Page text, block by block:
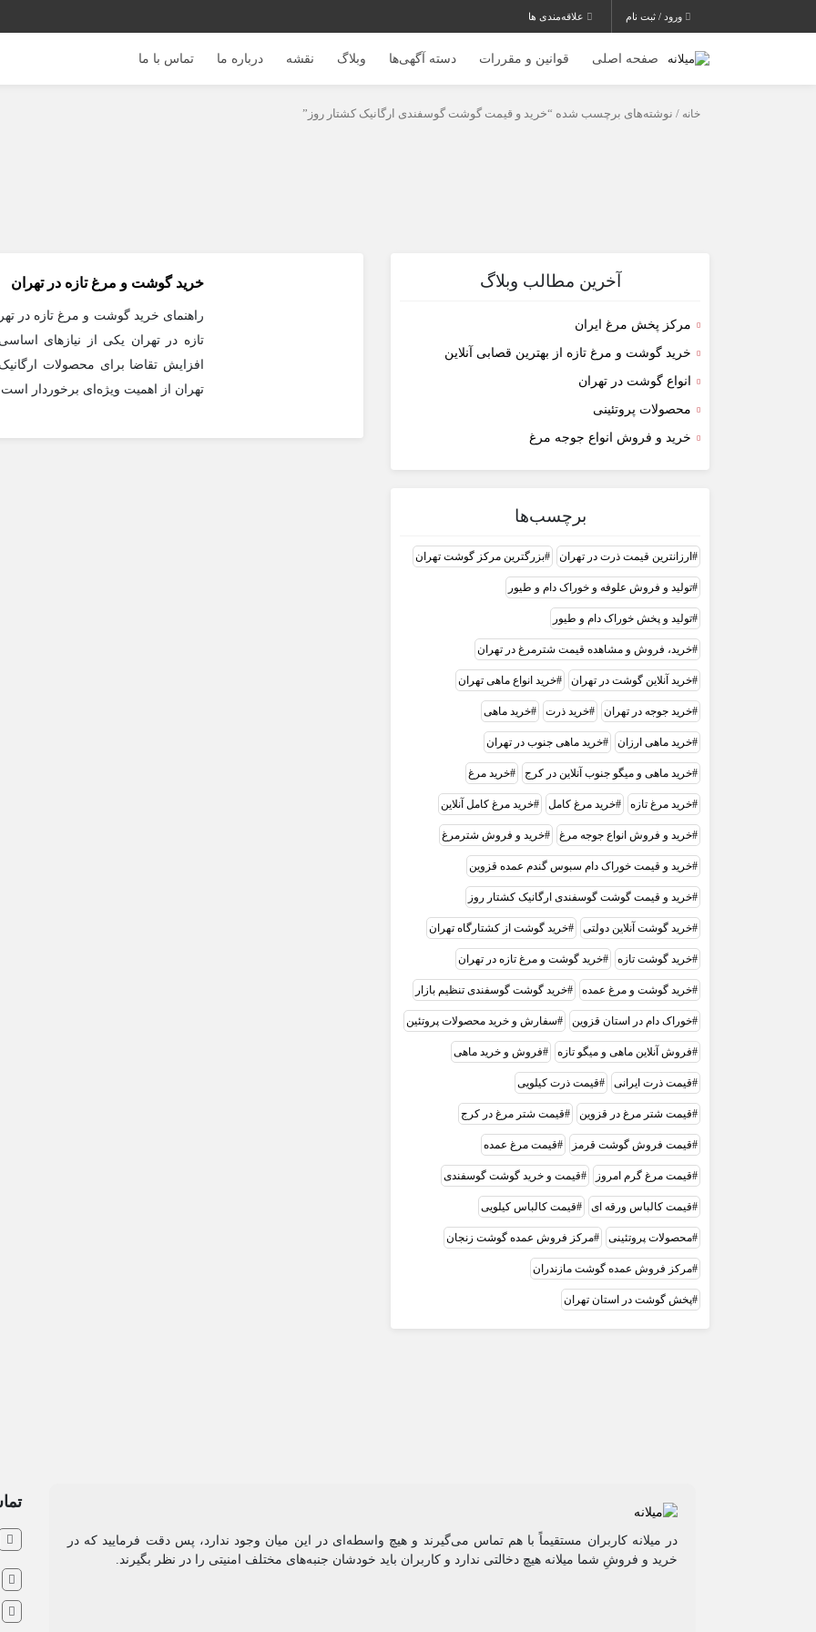
ورود / ثبت نام علاقه‌مندی ها
صفحه اصلی قوانین و مقررات دسته آگهی‌ها وبلاگ نقشه درباره ما تماس با ما
خانه / نوشته‌های برچسب شده “خرید و قیمت گوشت گوسفندی ارگانیک کشتار روز”
آخرین مطالب وبلاگ
مرکز پخش مرغ ایران
خرید گوشت و مرغ تازه از بهترین قصابی آنلاین
انواع گوشت در تهران
محصولات پروتئینی
خرید و فروش انواع جوجه مرغ
برچسب‌ها
ارزانترین قیمت ذرت در تهران بزرگترین مرکز گوشت تهران
تولید و فروش علوفه و خوراک دام و طیور
تولید و پخش خوراک دام و طیور
خرید، فروش و مشاهده قیمت شترمرغ در تهران
خرید آنلاین گوشت در تهران خرید انواع ماهی تهران
خرید جوجه در تهران خرید ذرت خرید ماهی
خرید ماهی ارزان خرید ماهی جنوب در تهران
خرید ماهی و میگو جنوب آنلاین در کرج خرید مرغ
خرید مرغ تازه خرید مرغ کامل خرید مرغ کامل آنلاین
خرید و فروش انواع جوجه مرغ خرید و فروش شترمرغ
خرید و قیمت خوراک دام سبوس گندم عمده قزوین
خرید و قیمت گوشت گوسفندی ارگانیک کشتار روز
خرید گوشت آنلاین دولتی خرید گوشت از کشتارگاه تهران
خرید گوشت تازه خرید گوشت و مرغ تازه در تهران
خرید گوشت و مرغ عمده خرید گوشت گوسفندی تنظیم بازار
خوراک دام در استان قزوین سفارش و خرید محصولات پروتئین
فروش آنلاین ماهی و میگو تازه فروش و خرید ماهی
قیمت ذرت ایرانی قیمت ذرت کیلویی
قیمت شتر مرغ در قزوین قیمت شتر مرغ در کرج
قیمت فروش گوشت قرمز قیمت مرغ عمده
قیمت مرغ گرم امروز قیمت و خرید گوشت گوسفندی
قیمت کالباس ورقه ای قیمت کالباس کیلویی
محصولات پروتئینی مرکز فروش عمده گوشت زنجان
مرکز فروش عمده گوشت مازندران
پخش گوشت در استان تهران
خرید گوشت و مرغ تازه در تهران
راهنمای خرید گوشت و مرغ تازه در
تازه در تهران یکی از نیازهای
افزایش تقاضا برای محصولات
تهران از اهمیت ویژه‌ای برخوردار
در میلانه کاربران مستقیماً با هم تماس می‌گیرند و هیچ واسطه‌ای در این میان وجود ندارد، پس دقت فرمایید که در
خرید و فروشِ شما میلانه هیچ دخالتی ندارد و کاربران باید خودشان جنبه‌های مختلف امنیتی را در نظر بگیرند.